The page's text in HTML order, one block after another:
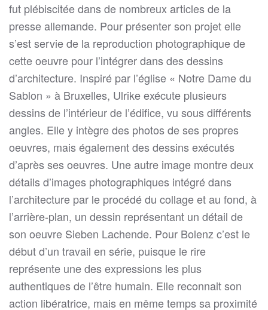
fut plébiscitée dans de nombreux articles de la
presse allemande. Pour présenter son projet elle
s’est servie de la reproduction photographique de
cette oeuvre pour l’intégrer dans des dessins
d’architecture. Inspiré par l’église « Notre Dame du
Sablon » à Bruxelles, Ulrike exécute plusieurs
dessins de l’intérieur de l’édifice, vu sous différents
angles. Elle y intègre des photos de ses propres
oeuvres, mais également des dessins exécutés
d’après ses oeuvres. Une autre image montre deux
détails d’images photographiques intégré dans
l’architecture par le procédé du collage et au fond, à
l’arrière-plan, un dessin représentant un détail de
son oeuvre Sieben Lachende. Pour Bolenz c’est le
début d’un travail en série, puisque le rire
représente une des expressions les plus
authentiques de l’être humain. Elle reconnait son
action libératrice, mais en même temps sa proximité